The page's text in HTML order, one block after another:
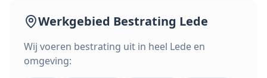
Werkgebied Bestrating Lede
Wij voeren bestrating uit in heel Lede en
omgeving: